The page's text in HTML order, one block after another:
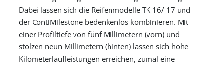
Dabei lassen sich die Reifenmodelle TK 16/ 17 und
der ContiMilestone bedenkenlos kombinieren. Mit
einer Profiltiefe von fünf Millimetern (vorn) und
stolzen neun Millimetern (hinten) lassen sich hohe
Kilometerlaufleistungen erreichen, zumal eine